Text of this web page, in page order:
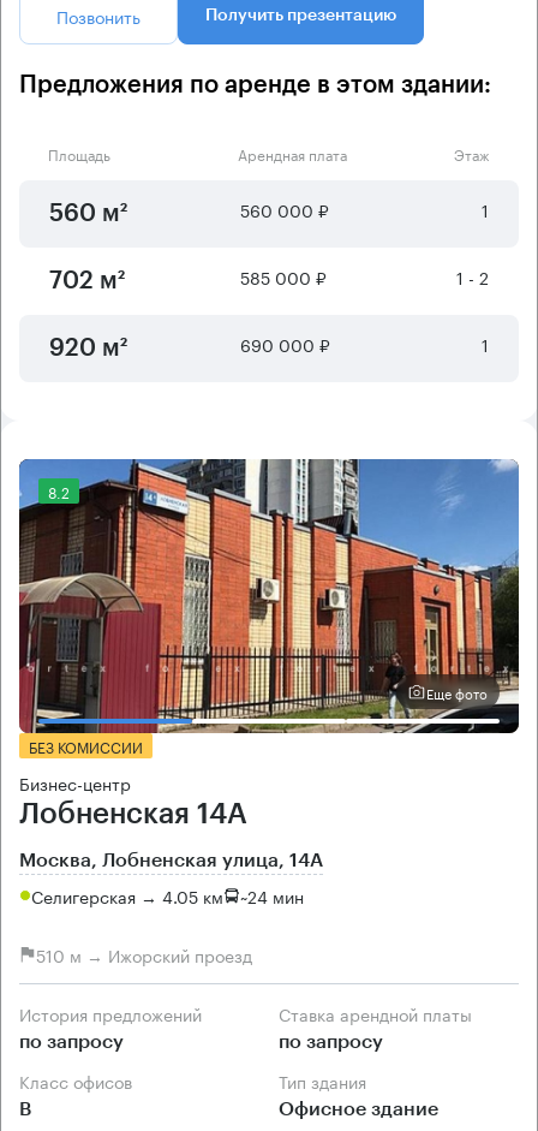
Позвонить Получить презентацию
Предложения по аренде в этом здании:
Площадь Арендная плата Этаж
560 м² 560 000 ₽ 1
702 м² 585 000 ₽ 1 - 2
920 м² 690 000 ₽ 1
8.2
Еще фото
БЕЗ КОМИССИИ
Бизнес-центр
Лобненская 14А
Москва, Лобненская улица, 14А
Селигерская → 4.05 км ~24 мин
510 м → Ижорский проезд
История предложений
по запросу
Ставка арендной платы
по запросу
Класс офисов
B
Тип здания
Офисное здание